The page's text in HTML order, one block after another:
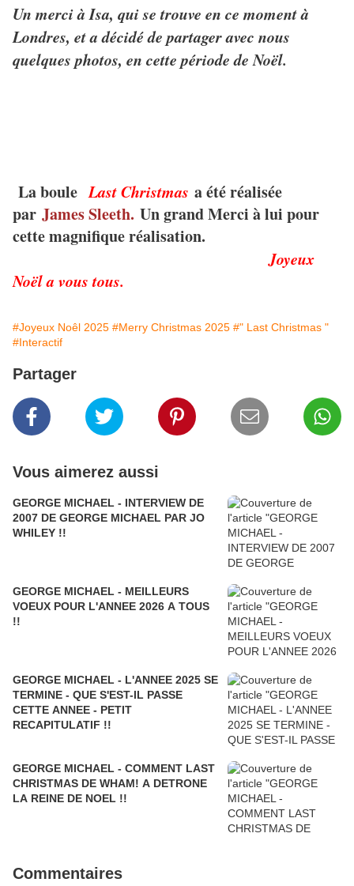
Un merci à Isa, qui se trouve en ce moment à
Londres, et a décidé de partager avec nous
quelques photos, en cette période de Noël.
La boule Last Christmas a été réalisée
par James Sleeth. Un grand Merci à lui pour
cette magnifique réalisation.
Joyeux
Noël a vous tous.
#Joyeux Noêl 2025 #Merry Christmas 2025 #" Last Christmas "
#Interactif
Partager
Vous aimerez aussi
GEORGE MICHAEL - INTERVIEW DE
2007 DE GEORGE MICHAEL PAR JO
WHILEY !!
GEORGE MICHAEL - MEILLEURS
VOEUX POUR L'ANNEE 2026 A TOUS
!!
GEORGE MICHAEL - L'ANNEE 2025 SE
TERMINE - QUE S'EST-IL PASSE
CETTE ANNEE - PETIT
RECAPITULATIF !!
GEORGE MICHAEL - COMMENT LAST
CHRISTMAS DE WHAM! A DETRONE
LA REINE DE NOEL !!
Commentaires